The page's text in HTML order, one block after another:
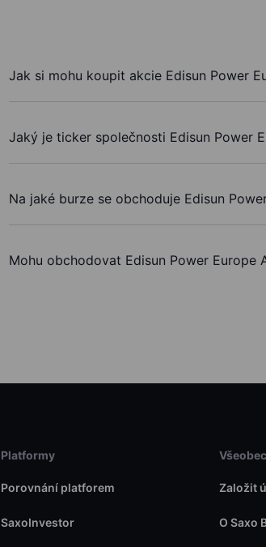
Jak si mohu koupit akcie Edisun Power
Jaký je ticker společnosti Edisun Power
Na jaké burze se obchoduje Edisun
Mohu obchodovat Edisun Power Europe
Platformy
Porovnání platforem
SaxoInvestor
Založit
O Saxo